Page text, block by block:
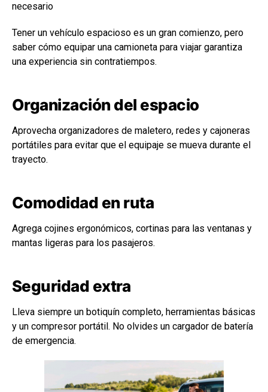
necesario
Tener un vehículo espacioso es un gran comienzo, pero
saber cómo equipar una camioneta para viajar garantiza
una experiencia sin contratiempos.
Organización del espacio
Aprovecha organizadores de maletero, redes y cajoneras
portátiles para evitar que el equipaje se mueva durante el
trayecto.
Comodidad en ruta
Agrega cojines ergonómicos, cortinas para las ventanas y
mantas ligeras para los pasajeros.
Seguridad extra
Lleva siempre un botiquín completo, herramientas básicas
y un compresor portátil. No olvides un cargador de batería
de emergencia.